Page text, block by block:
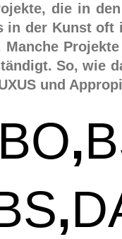
die in
der Kunst oft
So, wie
und
BO,
,